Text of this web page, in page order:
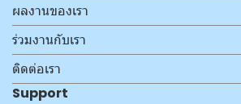
ผลงานของเรา
ร่วมงานกับเรา
ติดต่อเรา
Support